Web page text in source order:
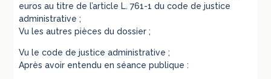
euros au titre de l’article L. 761-1 du code de justice
administrative ;
Vu les autres pièces du dossier ;
Vu le code de justice administrative ;
Après avoir entendu en séance publique :